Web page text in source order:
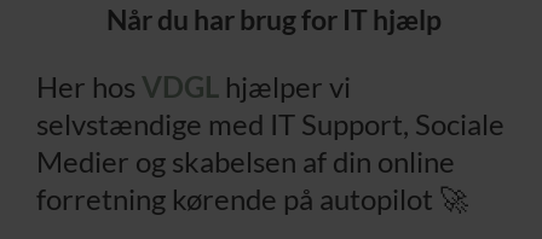
Når du har brug for IT hjælp
Her hos VDGL hjælper vi
selvstændige med IT Support, Sociale
Medier og skabelsen af din online
forretning kørende på autopilot 🚀